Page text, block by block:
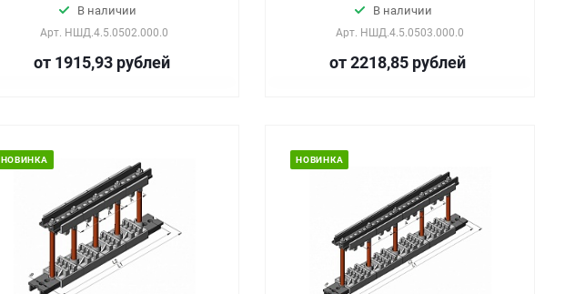
В наличии
Арт. НШД.4.5.0502.000.0
от 1915,93 рублей
В наличии
Арт. НШД.4.5.0503.000.0
от 2218,85 рублей
НОВИНКА НОВИНКА